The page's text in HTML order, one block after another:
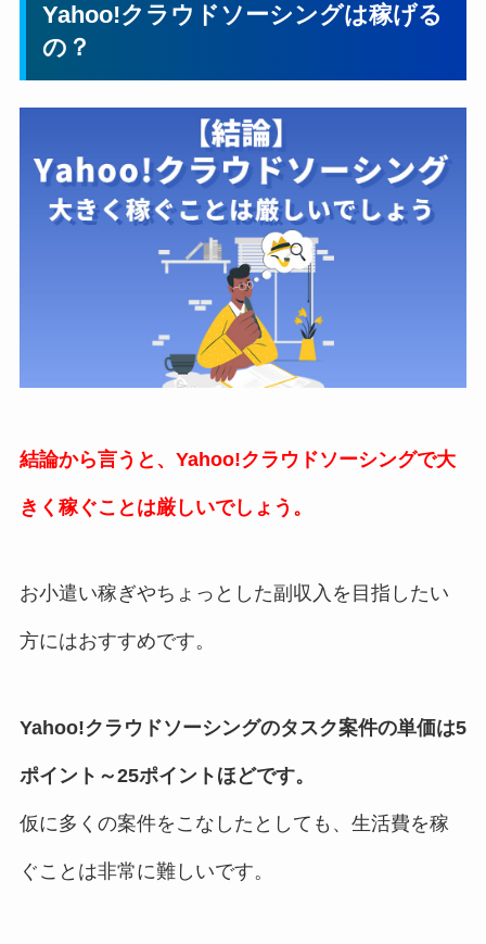
Yahoo!クラウドソーシングは稼げる
の？
結論から言うと、Yahoo!クラウドソーシングで大
きく稼ぐことは厳しいでしょう。
お小遣い稼ぎやちょっとした副収入を目指したい
方にはおすすめです。
Yahoo!クラウドソーシングのタスク案件の単価は5
ポイント～25ポイントほどです。
仮に多くの案件をこなしたとしても、生活費を稼
ぐことは非常に難しいです。